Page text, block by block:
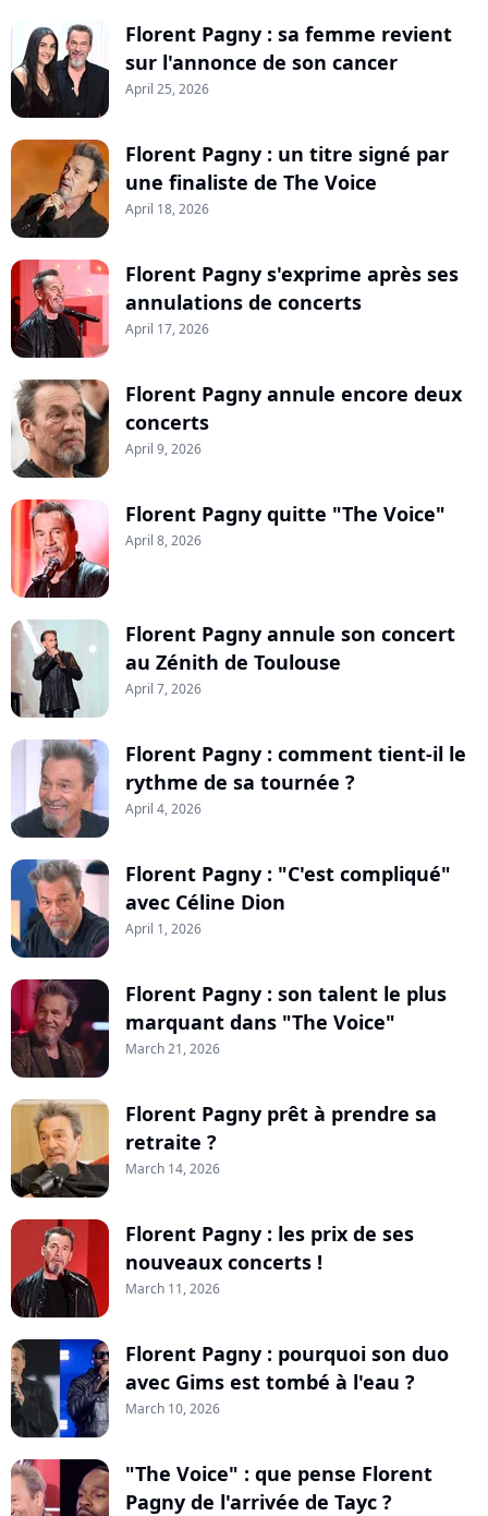
Florent Pagny : sa femme revient
sur l'annonce de son cancer
April 25, 2026
Florent Pagny : un titre signé par
une finaliste de The Voice
April 18, 2026
Florent Pagny s'exprime après ses
annulations de concerts
April 17, 2026
Florent Pagny annule encore deux
concerts
April 9, 2026
Florent Pagny quitte "The Voice"
April 8, 2026
Florent Pagny annule son concert
au Zénith de Toulouse
April 7, 2026
Florent Pagny : comment tient-il le
rythme de sa tournée ?
April 4, 2026
Florent Pagny : "C'est compliqué"
avec Céline Dion
April 1, 2026
Florent Pagny : son talent le plus
marquant dans "The Voice"
March 21, 2026
Florent Pagny prêt à prendre sa
retraite ?
March 14, 2026
Florent Pagny : les prix de ses
nouveaux concerts !
March 11, 2026
Florent Pagny : pourquoi son duo
avec Gims est tombé à l'eau ?
March 10, 2026
"The Voice" : que pense Florent
Pagny de l'arrivée de Tayc ?